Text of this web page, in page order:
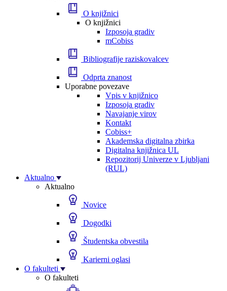
O knjižnici
O knjižnici
Izposoja gradiv
mCobiss
Bibliografije raziskovalcev
Odprta znanost
Uporabne povezave
Vpis v knjižnico
Izposoja gradiv
Navajanje virov
Kontakt
Cobiss+
Akademska digitalna zbirka
Digitalna knjižnica UL
Repozitorij Univerze v Ljubljani
(RUL)
Aktualno
Aktualno
Novice
Dogodki
Študentska obvestila
Karierni oglasi
O fakulteti
O fakulteti